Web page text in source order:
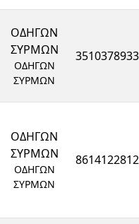
ΟΔΗΓΩΝ
ΣΥΡΜΩΝ
ΟΔΗΓΩΝ
ΣΥΡΜΩΝ
3510378933
ΟΔΗΓΩΝ
ΣΥΡΜΩΝ
ΟΔΗΓΩΝ
ΣΥΡΜΩΝ
8614122812